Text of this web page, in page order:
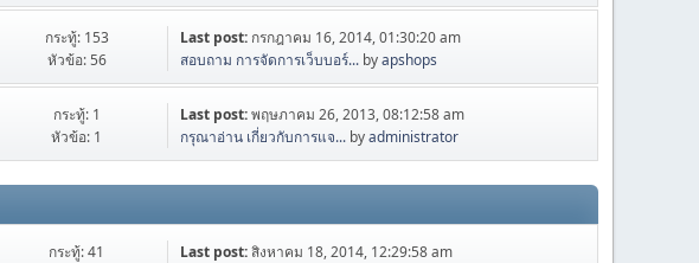
กระทู้: 153
หัวข้อ: 56
Last post: กรกฎาคม 16, 2014, 01:30:20 am
สอบถาม การจัดการเว็บบอร์... byapshops
กระทู้: 1
หัวข้อ: 1
Last post:พฤษภาคม 26, 2013, 08:12:58 am
กรุณาอ่าน เกี่ยวกับการแจ... byadministrator
กระทู้: 41
Last post:สิงหาคม 18, 2014, 12:29:58 am